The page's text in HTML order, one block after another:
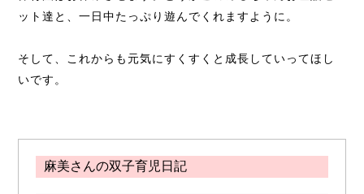
ット達と、一日中たっぷり遊んでくれますように。
そして、これからも元気にすくすくと成長していってほし
いです。
麻美さんの双子育児日記